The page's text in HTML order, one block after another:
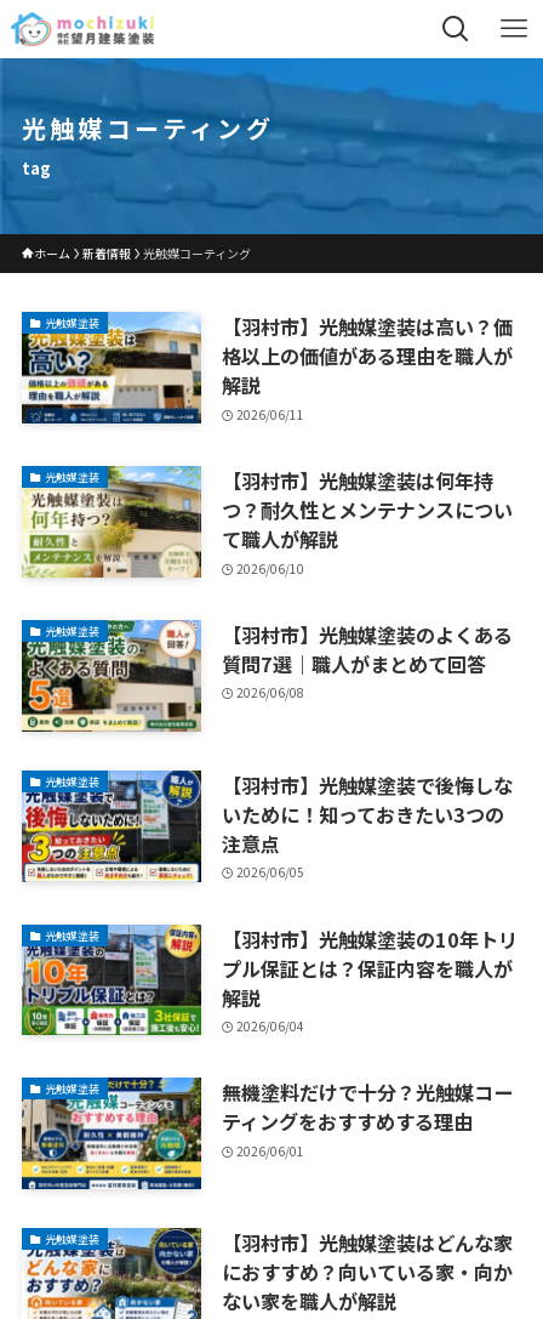
光触媒コーティング
tag
ホーム 新着情報 光触媒コーティング
光触媒塗装
【羽村市】光触媒塗装は高い？価
格以上の価値がある理由を職人が
解説
2026/06/11
光触媒塗装
【羽村市】光触媒塗装は何年持
つ？耐久性とメンテナンスについ
て職人が解説
2026/06/10
光触媒塗装
【羽村市】光触媒塗装のよくある
質問7選｜職人がまとめて回答
2026/06/08
光触媒塗装
【羽村市】光触媒塗装で後悔しな
いために！知っておきたい3つの
注意点
2026/06/05
光触媒塗装
【羽村市】光触媒塗装の10年トリ
プル保証とは？保証内容を職人が
解説
2026/06/04
光触媒塗装
無機塗料だけで十分？光触媒コー
ティングをおすすめする理由
2026/06/01
光触媒塗装
【羽村市】光触媒塗装はどんな家
におすすめ？向いている家・向か
ない家を職人が解説